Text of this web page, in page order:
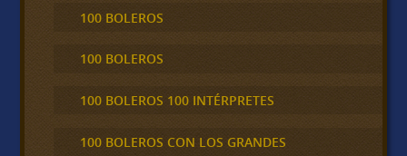
100 BOLEROS
100 BOLEROS
100 BOLEROS 100 INTÉRPRETES
100 BOLEROS CON LOS GRANDES